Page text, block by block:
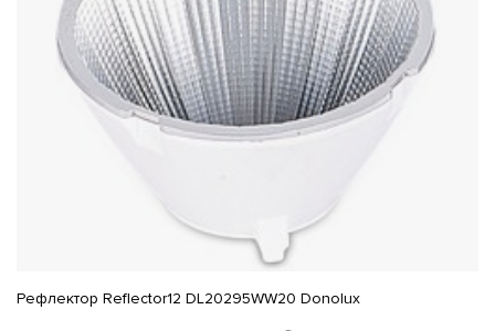
Рефлектор Reflector12 DL20295WW20 Donolux